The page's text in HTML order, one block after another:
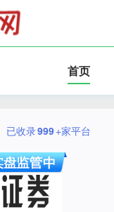
首页
已收录999+家平台